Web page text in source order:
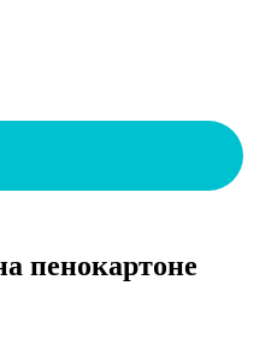
пенокартоне